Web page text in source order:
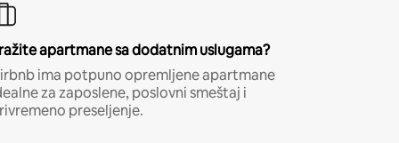
apartmane sa dodatnim uslugama?
ima potpuno opremljene apartmane
za zaposlene, poslovni smeštaj i
preseljenje.